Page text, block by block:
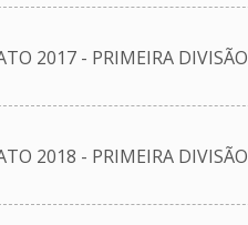
2017 - PRIMEIRA DIVISÃO
2018 - PRIMEIRA DIVISÃO